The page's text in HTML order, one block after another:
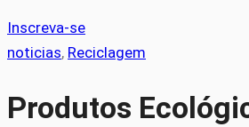
Inscreva-se
noticias, Reciclagem
Produtos